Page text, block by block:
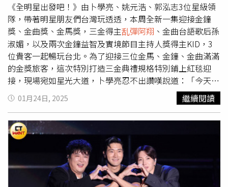
《全明星出發吧！》由卜學亮、姚元浩、郭泓志3位星級領
隊，帶著明星朋友們台灣玩透透，本周全新一集迎接金鐘
獎、金曲獎、金馬獎，三金得主乱彈阿翔 、金曲台語歌后孫
淑媚，以及兩次金鐘益智及實境節目主持人獎得主KID，3
位貴客一起暢玩台北。為了迎接三位金馬、金鐘、金曲滿滿
的金獎旅客，這次特別打造三金典禮規格特別鋪上紅毯迎
接，現場宛如星光大道，卜學亮忍不出讚嘆說道：「今天是
控金（台語）之旅。」此外，本集還有小助理畇二隨車參加
旅程。卜學亮（左起）、姚元浩、郭泓志，特別鋪上紅毯迎
接貴賓。（圖／好看娛樂提供）孫淑媚是第16屆金曲獎最佳
台語女演唱人獎得主，她在車上詢問全團：「有聽過我的歌
嗎？」大家齊聲回答：「有！」金曲歌后也立刻開金嗓展現
歌唱實力，實力清唱夯歌〈媽媽你無對我講〉，「惦在這個
無情現實的社會 事事著愛看詳細」，短短兩句就獲得大家
的熱烈掌聲。旅途中，KID對著乱彈阿翔突然說出真心話：
01月24日, 2025 繼續閱讀